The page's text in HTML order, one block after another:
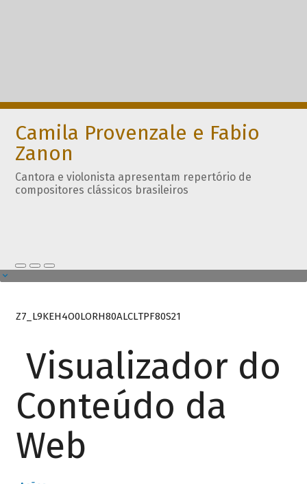
Camila Provenzale e Fabio
Zanon
Cantora e violonista apresentam repertório de
compositores clássicos brasileiros
Z7_L9KEH4O0LORH80ALCLTPF80S21
Visualizador do
Conteúdo da
Web